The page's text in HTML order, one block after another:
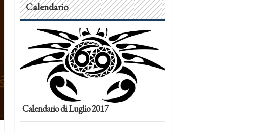
Calendario
Calendario di Luglio 2017